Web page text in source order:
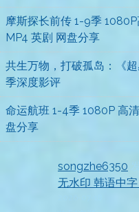
摩斯探长前传 1-9季
MP4 英剧 网盘分享
共生万物，打破孤岛：《
季深度影评
命运航班 1-4季 1080P 高
盘分享
songzhe6350
无水印 韩语中